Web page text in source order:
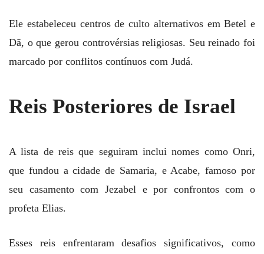
Ele estabeleceu centros de culto alternativos em Betel e
Dã, o que gerou controvérsias religiosas. Seu reinado foi
marcado por conflitos contínuos com Judá.
Reis Posteriores de Israel
A lista de reis que seguiram inclui nomes como Onri,
que fundou a cidade de Samaria, e Acabe, famoso por
seu casamento com Jezabel e por confrontos com o
profeta Elias.
Esses reis enfrentaram desafios significativos, como